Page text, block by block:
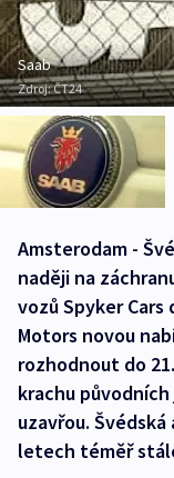
Saab
Zdroj:ČT24
Amsterodam -
naději na
vozů Spyker Cars
Motors novou
rozhodnout do
krachu
uzavřou.
letech téměř